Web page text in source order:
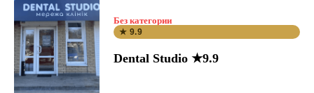
Без категории
★ 9.9
Dental Studio ★9.9